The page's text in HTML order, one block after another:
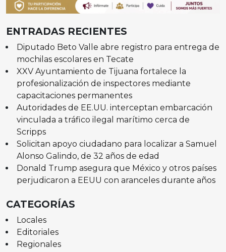
ENTRADAS RECIENTES
Diputado Beto Valle abre registro para entrega de
mochilas escolares en Tecate
XXV Ayuntamiento de Tijuana fortalece la
profesionalización de inspectores mediante
capacitaciones permanentes
Autoridades de EE.UU. interceptan embarcación
vinculada a tráfico ilegal marítimo cerca de
Scripps
Solicitan apoyo ciudadano para localizar a Samuel
Alonso Galindo, de 32 años de edad
Donald Trump asegura que México y otros países
perjudicaron a EEUU con aranceles durante años
CATEGORÍAS
Locales
Editoriales
Regionales